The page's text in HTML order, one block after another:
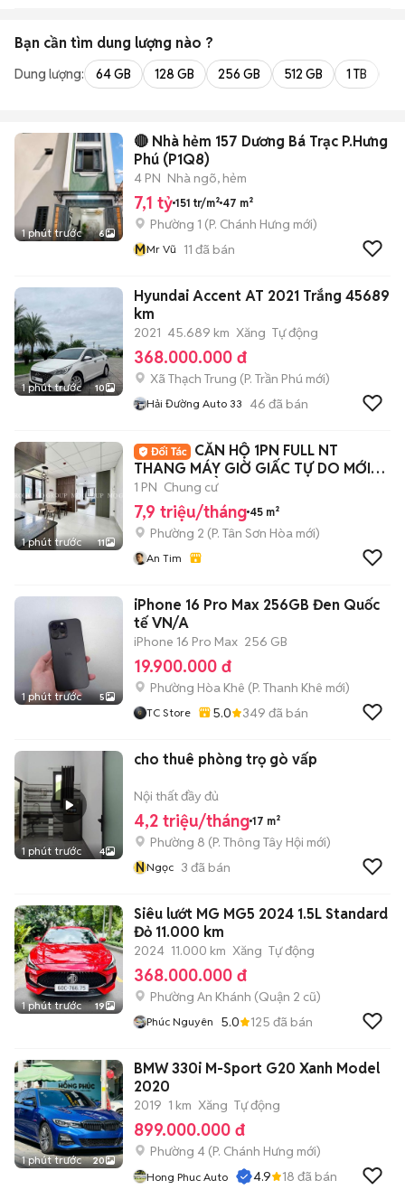
Bạn cần tìm dung lượng nào ?
Dung lượng: 64 GB 128 GB 256 GB 512 GB 1 TB
1 phút trước 6
🔴 Nhà hẻm 157 Dương Bá Trạc P.Hưng
Phú (P1Q8)
4 PN Nhà ngõ, hẻm
7,1 tỷ 151 tr/m² 47 m²
Phường 1 (P. Chánh Hưng mới)
MMr Vũ 11 đã bán
1 phút trước 10
Hyundai Accent AT 2021 Trắng 45689
km
2021 45.689 km Xăng Tự động
368.000.000 đ
Xã Thạch Trung (P. Trần Phú mới)
Hải Đường Auto 33 46 đã bán
1 phút trước 11
CĂN HỘ 1PN FULL NT
THANG MÁY GIỜ GIẤC TỰ DO MỚI
KENG Đ.PHỔ QUANG
1 PN Chung cư
7,9 triệu/tháng 45 m²
Phường 2 (P. Tân Sơn Hòa mới)
An Tim
1 phút trước 5
iPhone 16 Pro Max 256GB Đen Quốc
tế VN/A
iPhone 16 Pro Max 256 GB
19.900.000 đ
Phường Hòa Khê (P. Thanh Khê mới)
TC Store 5.0 349 đã bán
1 phút trước 4
cho thuê phòng trọ gò vấp
Nội thất đầy đủ
4,2 triệu/tháng 17 m²
Phường 8 (P. Thông Tây Hội mới)
NNgọc 3 đã bán
1 phút trước 19
Siêu lướt MG MG5 2024 1.5L Standard
Đỏ 11.000 km
2024 11.000 km Xăng Tự động
368.000.000 đ
Phường An Khánh (Quận 2 cũ)
Phúc Nguyên 5.0 125 đã bán
1 phút trước 20
BMW 330i M-Sport G20 Xanh Model
2020
2019 1 km Xăng Tự động
899.000.000 đ
Phường 4 (P. Chánh Hưng mới)
Hong Phuc Auto 4.9 18 đã bán